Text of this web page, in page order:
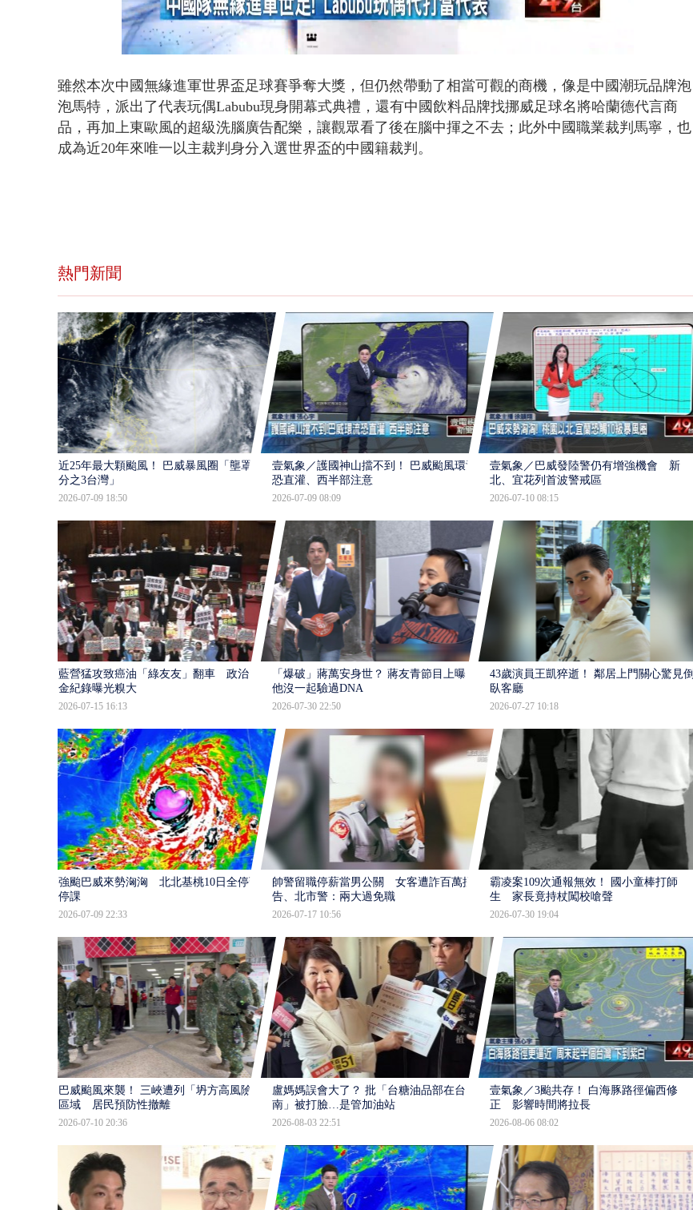
Unmute Loaded :
48.76%
雖然本次中國無緣進軍世界盃足球賽爭奪大獎，但仍然帶動了相當可觀的商機，像是中國潮玩品牌泡
泡馬特，派出了代表玩偶Labubu現身開幕式典禮，還有中國飲料品牌找挪威足球名將哈蘭德代言商
品，再加上東歐風的超級洗腦廣告配樂，讓觀眾看了後在腦中揮之不去；此外中國職業裁判馬寧，也
成為近20年來唯一以主裁判身分入選世界盃的中國籍裁判。
熱門新聞
近25年最大顆颱風！ 巴威暴風圈「壟罩4
分之3台灣」
2026-07-09 18:50
壹氣象／護國神山擋不到！ 巴威颱風環流
恐直灌、西半部注意
2026-07-09 08:09
壹氣象／巴威發陸警仍有增強機會 新
北、宜花列首波警戒區
2026-07-10 08:15
藍營猛攻致癌油「綠友友」翻車 政治獻
金紀錄曝光糗大
2026-07-15 16:13
「爆破」蔣萬安身世？ 蔣友青節目上曝：
他沒一起驗過DNA
2026-07-30 22:50
43歲演員王凱猝逝！ 鄰居上門關心驚見倒
臥客廳
2026-07-27 10:18
強颱巴威來勢洶洶 北北基桃10日全停班
停課
2026-07-09 22:33
帥警留職停薪當男公關 女客遭詐百萬提
告、北市警：兩大過免職
2026-07-17 10:56
霸凌案109次通報無效！ 國小童棒打師
生 家長竟持杖闖校嗆聲
2026-07-30 19:04
巴威颱風來襲！ 三峽遭列「坍方高風險」
區域 居民預防性撤離
2026-07-10 20:36
盧媽媽誤會大了？ 批「台糖油品部在台
南」被打臉…是管加油站
2026-08-03 22:51
壹氣象／3颱共存！ 白海豚路徑偏西修
正 影響時間將拉長
2026-08-06 08:02